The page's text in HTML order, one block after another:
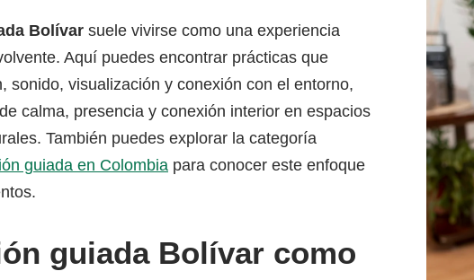
Bolívar suele vivirse como una experiencia
Aquí puedes encontrar prácticas que
sonido, visualización y conexión con el entorno,
calma, presencia y conexión interior en espacios
También puedes explorar la categoría
guiada en Colombia para conocer este enfoque
guiada Bolívar como